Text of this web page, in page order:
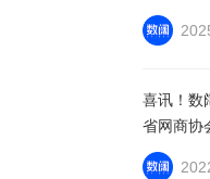
喜讯！数
省网商协